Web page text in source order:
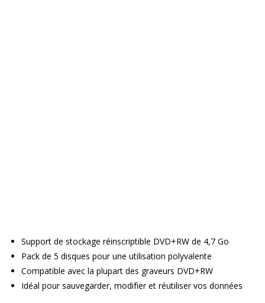
Support de stockage réinscriptible DVD+RW de 4,7 Go
Pack de 5 disques pour une utilisation polyvalente
Compatible avec la plupart des graveurs DVD+RW
Idéal pour sauvegarder, modifier et réutiliser vos données